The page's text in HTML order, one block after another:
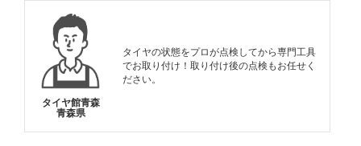
タイヤ館青森
青森県
タイヤの状態をプロが点検してから専門工具
でお取り付け！取り付け後の点検もお任せく
ださい。